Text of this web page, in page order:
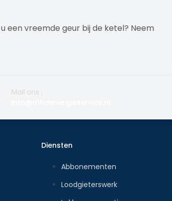
een vreemde geur bij de ketel? Neem
Mail ons :
Diensten
Abbonementen
Loodgieterswerk